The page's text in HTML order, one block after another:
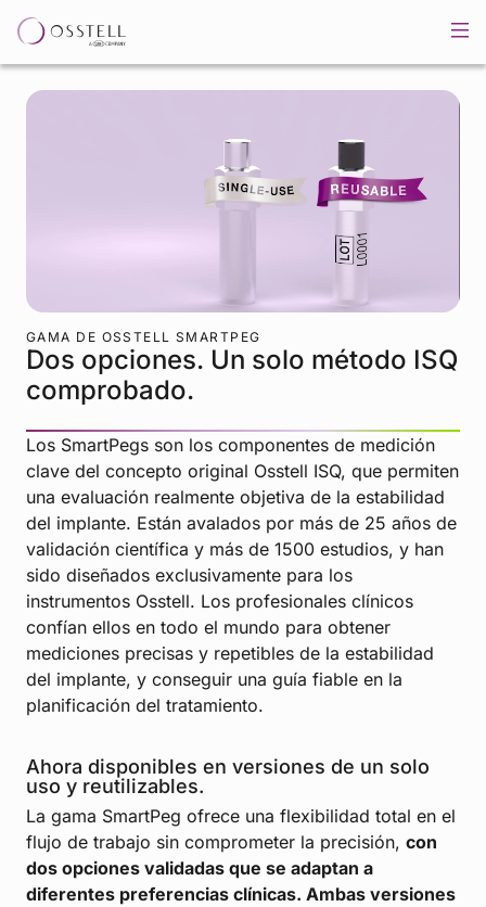
GAMA DE OSSTELL SMARTPEG
Dos opciones. Un solo método ISQ
comprobado.
Los SmartPegs son los componentes de medición
clave del concepto original Osstell ISQ, que permiten
una evaluación realmente objetiva de la estabilidad
del implante. Están avalados por más de 25 años de
validación científica y más de 1500 estudios, y han
sido diseñados exclusivamente para los
instrumentos Osstell. Los profesionales clínicos
confían ellos en todo el mundo para obtener
mediciones precisas y repetibles de la estabilidad
del implante, y conseguir una guía fiable en la
planificación del tratamiento.
Ahora disponibles en versiones de un solo
uso y reutilizables.
La gama SmartPeg ofrece una flexibilidad total en el
flujo de trabajo sin comprometer la precisión, con
dos opciones validadas que se adaptan a
diferentes preferencias clínicas. Ambas versiones